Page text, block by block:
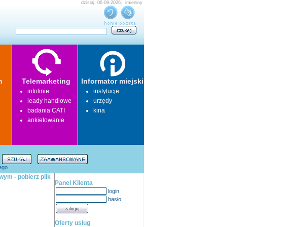
dzisiaj: 06-08-2026, imieniny
Telemarketing
infolinie
leady handlowe
badania CATI
ankietowanie
Informator miejski
instytucje
urzędy
kina
- pobierz plik
Panel Klienta
login
hasło
Oferty usług